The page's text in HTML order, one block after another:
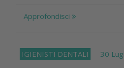
Approfondisci
IGIENISTI DENTALI 30